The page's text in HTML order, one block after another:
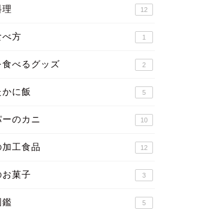
12
べ方 1
食べるグッズ 2
に飯 5
ーのカニ 10
加工食品 12
菓子 3
鑑 5